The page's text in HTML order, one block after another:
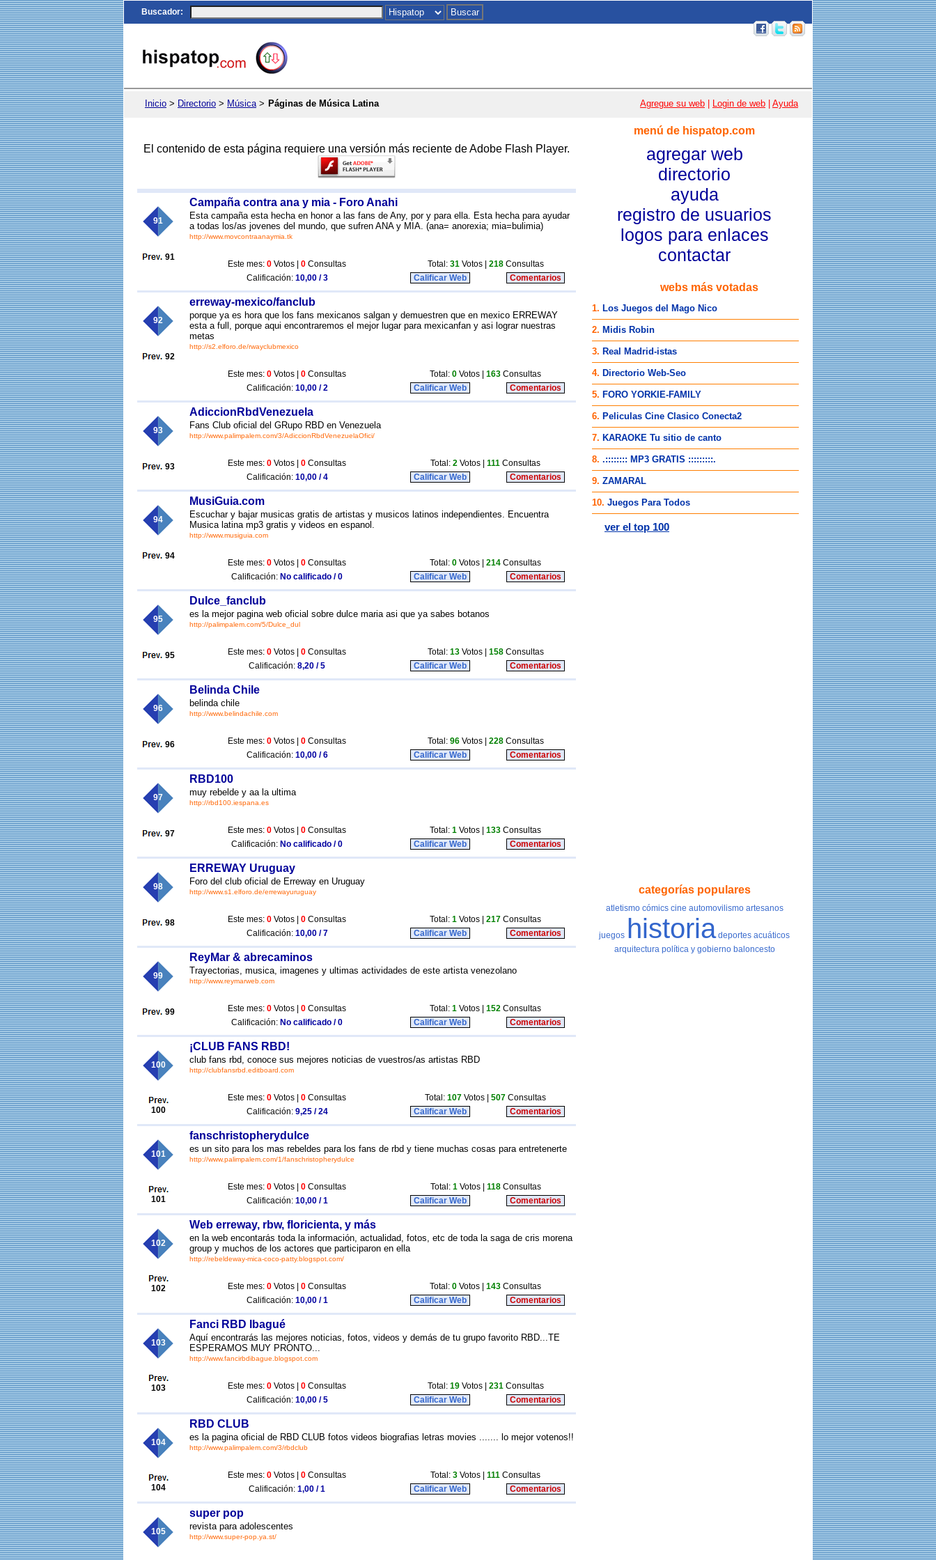
Buscador:
Inicio > Directorio > Música> Páginas de Música Latina Agregue su web Login de web Ayuda
El contenido de esta página requiere una versión más reciente de Adobe Flash Player.
91
91
Campaña contra ana y mia - Foro Anahi
Esta campaña esta hecha en honor a las fans de Any, por y para ella. Esta hecha para ayudar
a todas los/as jovenes del mundo, que sufren ANA y MIA. (ana= anorexia; mia=bulimia)
http://www.movcontraanaymia.tk
Este mes: 0 Votos | 0 Consultas Total: 31Votos | 218Consultas
Calificación: 10,00 / 3 Calificar Web Comentarios
92
92
erreway-mexico/fanclub
porque ya es hora que los fans mexicanos salgan y demuestren que en mexico ERREWAY
esta a full, porque aqui encontraremos el mejor lugar para mexicanfan y asi lograr nuestras
metas
http://s2.elforo.de/rwayclubmexico
Este mes: 0 Votos | 0 Consultas Total: 0 Votos | 163 Consultas
Calificación: 10,00 / 2 Calificar Web Comentarios
93
93
AdiccionRbdVenezuela
Fans Club oficial del GRupo RBD en Venezuela
http://www.palimpalem.com/3/AdiccionRbdVenezuelaOfici/
Este mes: 0 Votos | 0 Consultas Total: 2 Votos | 111 Consultas
Calificación: 10,00 / 4 Calificar Web Comentarios
94
94
MusiGuia.com
Escuchar y bajar musicas gratis de artistas y musicos latinos independientes. Encuentra
Musica latina mp3 gratis y videos en espanol.
http://www.musiguia.com
Este mes: 0 Votos | 0 Consultas Total: 0 Votos | 214 Consultas
Calificación: No calificado / 0 Calificar Web Comentarios
95
95
Dulce_fanclub
es la mejor pagina web oficial sobre dulce maria asi que ya sabes botanos
http://palimpalem.com/5/Dulce_dul
Este mes: 0 Votos | 0 Consultas Total: 13Votos | 158Consultas
Calificación: 8,20 / 5 Calificar Web Comentarios
96
96
Belinda Chile
belinda chile
http://www.belindachile.com
Este mes: 0 Votos | 0 Consultas Total: 96Votos | 228Consultas
Calificación: 10,00 / 6 Calificar Web Comentarios
97
97
RBD100
muy rebelde y aa la ultima
http://rbd100.iespana.es
Este mes: 0 Votos | 0 Consultas Total: 1 Votos | 133 Consultas
Calificación: No calificado / 0 Calificar Web Comentarios
98
98
ERREWAY Uruguay
Foro del club oficial de Erreway en Uruguay
http://www.s1.elforo.de/errewayuruguay
Este mes: 0 Votos | 0 Consultas Total: 1 Votos | 217 Consultas
Calificación: 10,00 / 7 Calificar Web Comentarios
99
99
ReyMar & abrecaminos
Trayectorias, musica, imagenes y ultimas actividades de este artista venezolano
http://www.reymarweb.com
Este mes: 0 Votos | 0 Consultas Total: 1 Votos | 152 Consultas
Calificación: No calificado / 0 Calificar Web Comentarios
100
100
¡CLUB FANS RBD!
club fans rbd, conoce sus mejores noticias de vuestros/as artistas RBD
http://clubfansrbd.editboard.com
Este mes: 0 Votos | 0 Consultas Total: 107 Votos | 507 Consultas
Calificación: 9,25 / 24 Calificar Web Comentarios
101
101
fanschristopherydulce
es un sito para los mas rebeldes para los fans de rbd y tiene muchas cosas para entretenerte
http://www.palimpalem.com/1/fanschristopherydulce
Este mes: 0 Votos | 0 Consultas Total: 1Votos | 118Consultas
Calificación: 10,00 / 1 Calificar Web Comentarios
102
102
Web erreway, rbw, floricienta, y más
en la web encontarás toda la información, actualidad, fotos, etc de toda la saga de cris morena
group y muchos de los actores que participaron en ella
http://rebeldeway-mica-coco-patty.blogspot.com/
Este mes: 0 Votos | 0 Consultas Total: 0 Votos | 143 Consultas
Calificación: 10,00 / 1 Calificar Web Comentarios
103
103
Fanci RBD Ibagué
Aquí encontrarás las mejores noticias, fotos, videos y demás de tu grupo favorito RBD...TE
ESPERAMOS MUY PRONTO...
http://www.fancirbdibague.blogspot.com
Este mes: 0 Votos | 0 Consultas Total: 19Votos | 231Consultas
Calificación: 10,00 / 5 Calificar Web Comentarios
104
104
RBD CLUB
es la pagina oficial de RBD CLUB fotos videos biografias letras movies ....... lo mejor votenos!!
http://www.palimpalem.com/3/rbdclub
Este mes: 0 Votos | 0 Consultas Total: 3 Votos | 111 Consultas
Calificación: 1,00 / 1 Calificar Web Comentarios
105
super pop
revista para adolescentes
http://www.super-pop.ya.st/